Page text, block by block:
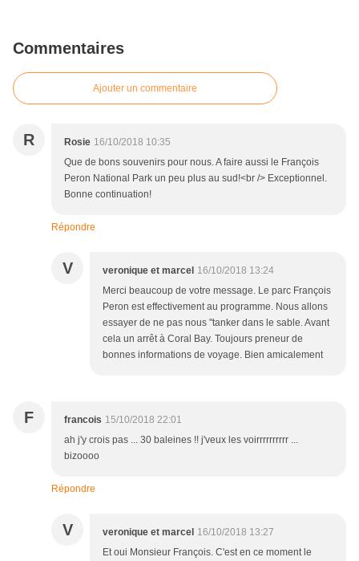
Commentaires
Ajouter un commentaire
R Rosie 16/10/2018 10:35
Que de bons souvenirs pour nous. A faire aussi le François
Peron National Park un peu plus au sud!<br /> Exceptionnel.
Bonne continuation!
Répondre
V veronique et marcel 16/10/2018 13:24
Merci beaucoup de votre message. Le parc François
Peron est effectivement au programme. Nous allons
essayer de ne pas nous "tanker dans le sable. Avant
cela un arrêt à Coral Bay. Toujours preneur de
bonnes informations de voyage. Bien amicalement
F francois 15/10/2018 22:01
ah j'y crois pas ... 30 baleines !! j'veux les voirrrrrrrrrr ...
bizoooo
Répondre
V veronique et marcel 16/10/2018 13:27
Et oui Monsieur François. C'est en ce moment le